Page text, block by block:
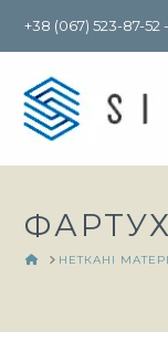
+38 (067) 523-87-52
HOME
НЕТКАНІ